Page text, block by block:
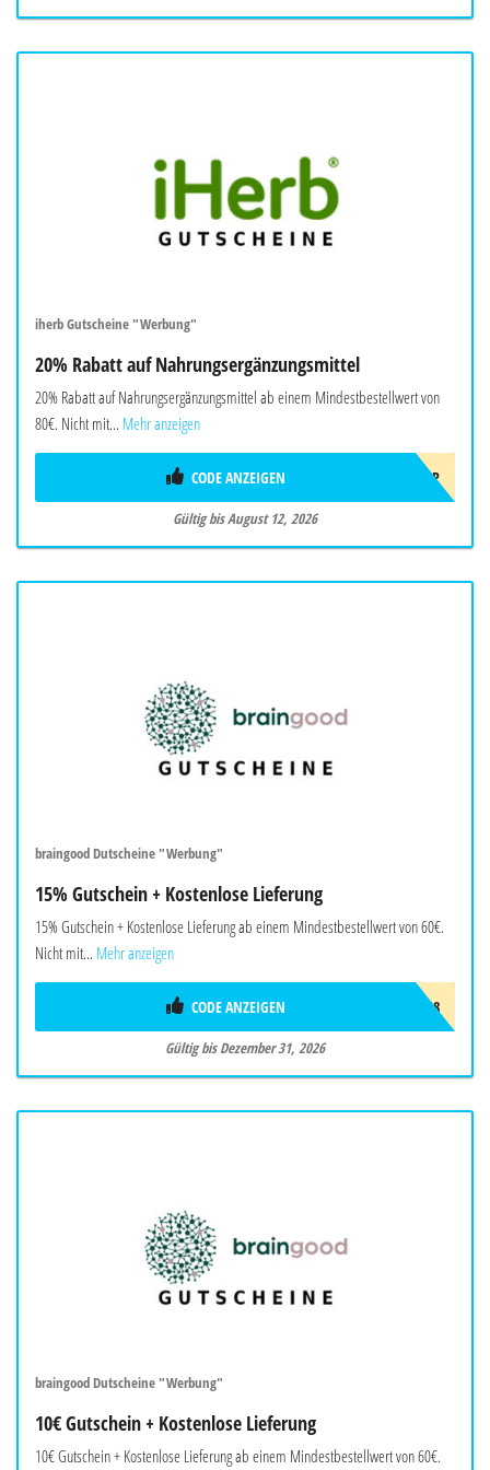
iherb Gutscheine "Werbung"
20% Rabatt auf Nahrungsergänzungsmittel
20% Rabatt auf Nahrungsergänzungsmittel ab einem Mindestbestellwert von
80€. Nicht mit... Mehr anzeigen
AUG26EUSUPP
CODE ANZEIGEN
Gültig bis August 12, 2026
braingood Dutscheine "Werbung"
15% Gutschein + Kostenlose Lieferung
15% Gutschein + Kostenlose Lieferung ab einem Mindestbestellwert von 60€.
Nicht mit... Mehr anzeigen
BRAW718
CODE ANZEIGEN
Gültig bis Dezember 31, 2026
braingood Dutscheine "Werbung"
10€ Gutschein + Kostenlose Lieferung
10€ Gutschein + Kostenlose Lieferung ab einem Mindestbestellwert von 60€.